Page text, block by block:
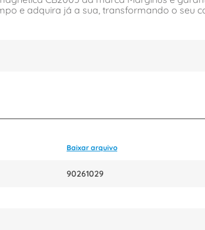
e adquira já a sua, transformando o seu
Baixar arquivo
90261029